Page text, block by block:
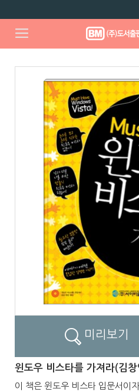
미리보기
윈도우 비스타를 가져라(김
이 책은 윈도우 비스타 입문서이